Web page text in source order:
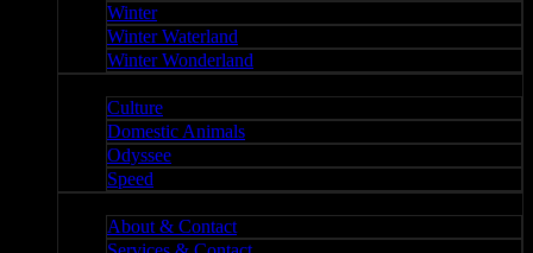
Winter
Winter Waterland
Winter Wonderland
Culture
Domestic Animals
Odyssee
Speed
About & Contact